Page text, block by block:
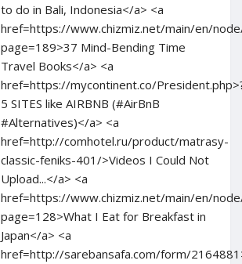
to do in Bali, Indonesia</a> <a
href=https://www.chizmiz.net/main/en/
page=189>37 Mind-Bending Time
Travel Books</a> <a
href=https://mycontinent.co/
5 SITES like AIRBNB (#AirBnB
#Alternatives)</a> <a
href=http://comhotel.ru/product/matrasy-
classic-feniks-401/>Videos I Could Not
Upload...</a> <a
href=https://www.chizmiz.net/main/en/
page=128>What I Eat for Breakfast in
Japan</a> <a
href=http://sarebansafa.com/form/